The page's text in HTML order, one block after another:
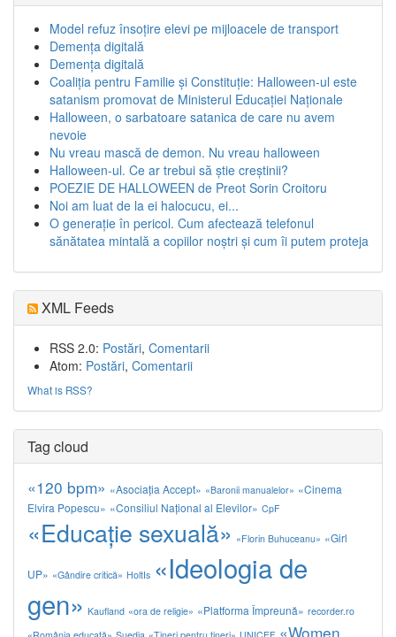
Model refuz însoțire elevi pe mijloacele de transport
Demența digitală
Demența digitală
Coaliția pentru Familie și Constituție: Halloween-ul este
satanism promovat de Ministerul Educației Naționale
Halloween, o sarbatoare satanica de care nu avem
nevoie
Nu vreau mască de demon. Nu vreau halloween
Halloween-ul. Ce ar trebui să știe creștinii?
POEZIE DE HALLOWEEN de Preot Sorin Croitoru
Noi am luat de la ei halocucu, ei...
O generație în pericol. Cum afectează telefonul
sănătatea mintală a copiilor noștri și cum îi putem proteja
XML Feeds
RSS 2.0: Postări, Comentarii
Atom: Postări, Comentarii
What is RSS?
Tag cloud
«120 bpm» «Asociația Accept» «Baronii manualelor» «Cinema
Elvira Popescu» «Consiliul Naţional al Elevilor» CpF
«Educaţie sexuală» «Florin Buhuceanu» «Girl
UP» «Gândire critică» HoltIs «Ideologia de
gen» Kaufland «ora de religie» «Platforma Împreună» recorder.ro
«Women